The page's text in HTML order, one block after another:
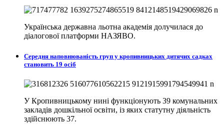
Українська державна льотна академія долучилася до
діалогової платформи НАЗЯВО.
Середня наповнюваність груп у кропивницьких дитячих садках
становить 19 осіб
У Кропивницькому нині функціонують 39 комунальних
закладів дошкільної освіти, із яких статутну діяльність
здійснюють 37.